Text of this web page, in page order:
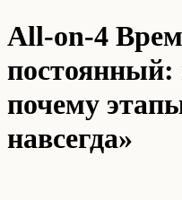
All-on-4
постоянный:
почему
навсегда»